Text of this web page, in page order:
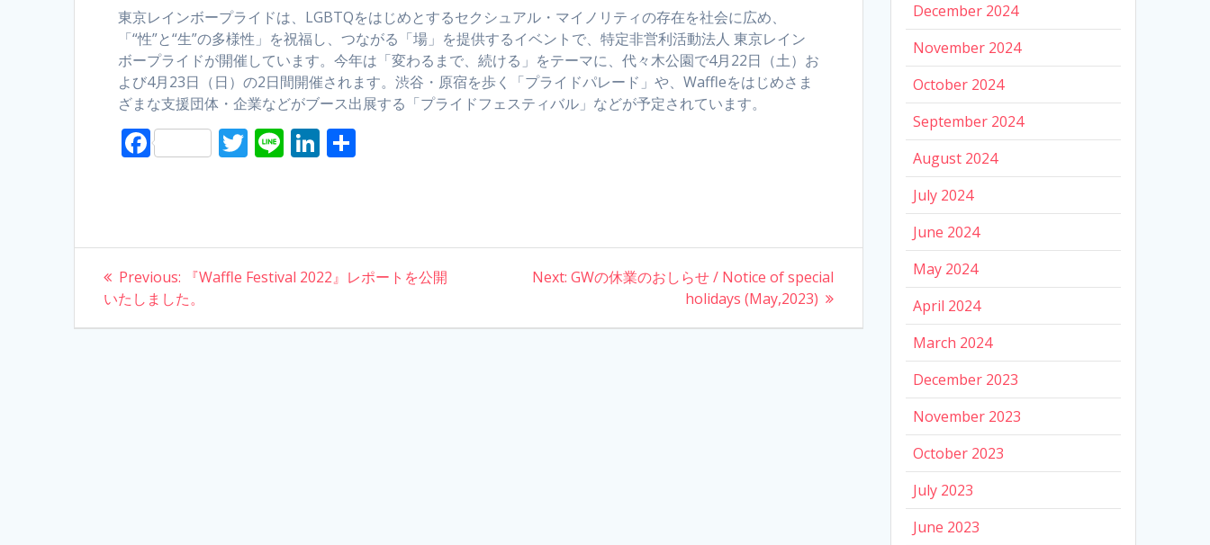
東京レインボープライドは、LGBTQをはじめとするセクシュアル・マイノリティの存在を社会に広め、
「“性”と“生”の多様性」を祝福し、つながる「場」を提供するイベントで、特定非営利活動法人 東京レイン
ボープライドが開催しています。今年は「変わるまで、続ける」をテーマに、代々木公園で4月22日（土）お
よび4月23日（日）の2日間開催されます。渋谷・原宿を歩く「プライドパレード」や、Waffleをはじめさま
ざまな支援団体・企業などがブース出展する「プライドフェスティバル」などが予定されています。
F
o
o
k
T Li Li
dI
n
Post
navigation
Previous:
Previous
post:
『Waffle Festival 2022』レポートを公開
いたしました。
Next: Next
GWの休業のおしらせ / Notice of special
holidays (May,2023)
December 2024
November 2024
October 2024
September 2024
August 2024
July 2024
June 2024
May 2024
April 2024
March 2024
December 2023
November 2023
October 2023
July 2023
June 2023